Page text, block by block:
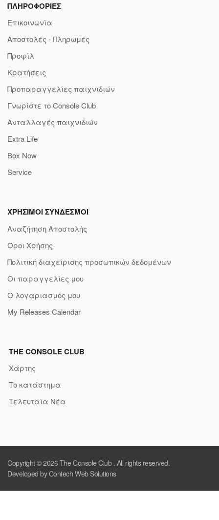
ΠΛΗΡΟΦΟΡΙΕΣ
Επικοινωνία
Αποστολές - Πληρωμές
Προφίλ
Κρατήσεις
Προπαραγγελίες παιχνιδιών
Γνωρίστε το Console Club
Ανταλλαγές παιχνιδιών
Extra Life
Box Now
Service
ΧΡΗΣΙΜΟΙ ΣΥΝΔΕΣΜΟΙ
Αναζήτηση Αποστολής
Όροι Χρήσης
Πολιτική διαχείρισης προσωπικών δεδομένων
Οι παραγγελίες μου
Ο λογαριασμός μου
My Releases Calendar
THE CONSOLE CLUB
Χάρτης
Το κατάστημα
Τελευταία Νέα
Copyright © 2026 The Console Club. All rights reserved.
Developed by Contech Web Solutions